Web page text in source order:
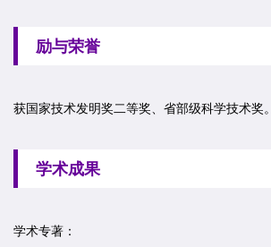
励与荣誉
获国家技术发明奖二等奖、省部级科学技术奖。
学术成果
学术专著：